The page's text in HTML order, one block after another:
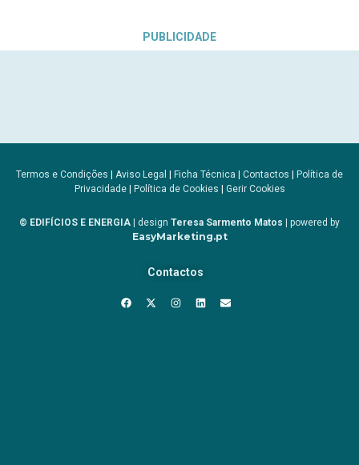
PUBLICIDADE
Termos e Condições | Aviso Legal | Ficha Técnica | Contactos | Política de
Privacidade| Política de Cookies | Gerir Cookies
© EDIFÍCIOS E ENERGIA | design Teresa Sarmento Matos | powered by
EasyMarketing.pt
Contactos